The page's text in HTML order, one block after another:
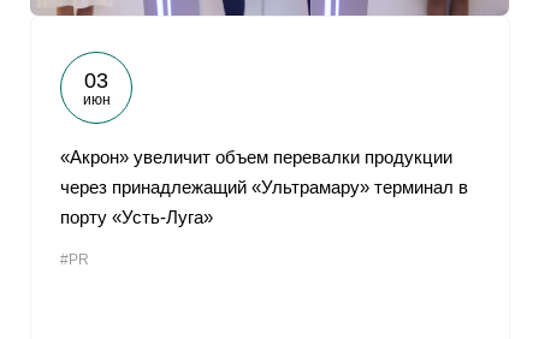
03
июн
«Акрон» увеличит объем перевалки продукции
через принадлежащий «Ультрамару» терминал в
порту «Усть-Луга»
#PR